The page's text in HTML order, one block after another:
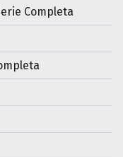
Completa